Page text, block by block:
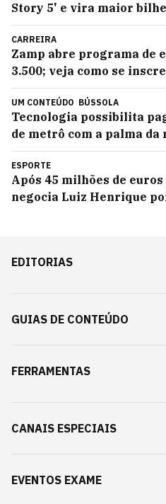
Story 5' e vira maior
CARREIRA
Zamp abre programa de
3.500; veja como se
UM CONTEÚDO BÚSSOLA
Tecnologia possibilita
de metrô com a palma da
ESPORTE
Após 45 milhões de
negocia Luiz Henrique
EDITORIAS
GUIAS DE CONTEÚDO
FERRAMENTAS
CANAIS ESPECIAIS
EVENTOS EXAME